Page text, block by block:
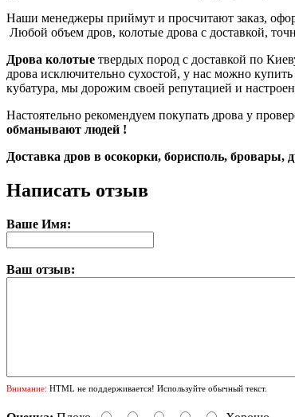
Наши менеджеры приймут и просчитают заказ,
Любой объем дров, колотые дрова с доставкой,
Дрова колотые твердых пород с доставкой по
дрова исключительно сухостой, у нас можно
кубатура, мы дорожим своей репутацией и
Настоятельно рекомендуем покупать дрова у
обманывают людей !
Доставка дров в осокорки, борисполь,
Написать отзыв
Ваше Имя:
Ваш отзыв:
Внимание: HTML не поддерживается! Используйте обычный текст.